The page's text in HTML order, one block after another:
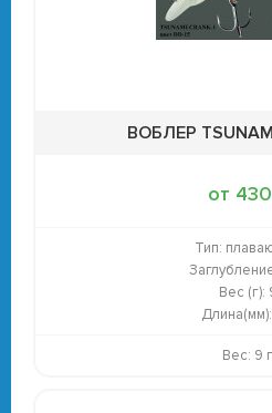
ВОБЛЕР
от
Тип:
Вес (г):
Длина(мм):
Вес: 9 г